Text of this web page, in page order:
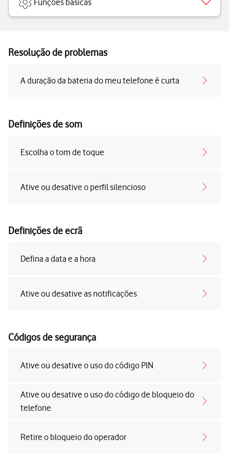
Funções básicas
Resolução de problemas
A duração da bateria do meu telefone é curta
Definições de som
Escolha o tom de toque
Ative ou desative o perfil silencioso
Definições de ecrã
Defina a data e a hora
Ative ou desative as notificações
Códigos de segurança
Ative ou desative o uso do código PIN
Ative ou desative o uso do código de bloqueio do
telefone
Retire o bloqueio do operador